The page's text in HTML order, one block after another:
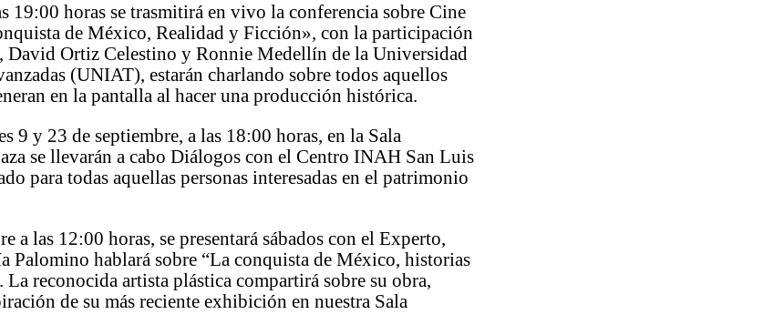
19:00 horas se trasmitirá en vivo la conferencia sobre Cine
de México, Realidad y Ficción», con la participación
David Ortiz Celestino y Ronnie Medellín de la Universidad
(UNIAT), estarán charlando sobre todos aquellos
en la pantalla al hacer una producción histórica.
9 y 23 de septiembre, a las 18:00 horas, en la Sala
se llevarán a cabo Diálogos con el Centro INAH San Luis
para todas aquellas personas interesadas en el patrimonio
a las 12:00 horas, se presentará sábados con el Experto,
Palomino hablará sobre “La conquista de México, historias
La reconocida artista plástica compartirá sobre su obra,
de su más reciente exhibición en nuestra Sala